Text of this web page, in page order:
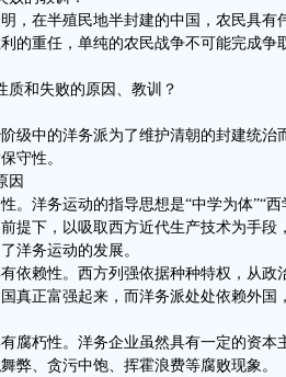
，在半殖民地半封建的中国，农民具有
的重任，单纯的农民战争不可能完成争
质和失败的原因、教训？
级中的洋务派为了维护清朝的封建统治
守性。
因
。洋务运动的指导思想是“中学为体”“
提下，以吸取西方近代生产技术为手段
洋务运动的发展。
依赖性。西方列强依据种种特权，从政
真正富强起来，而洋务派处处依赖外国
腐朽性。洋务企业虽然具有一定的资本
弊、贪污中饱、挥霍浪费等腐败现象。